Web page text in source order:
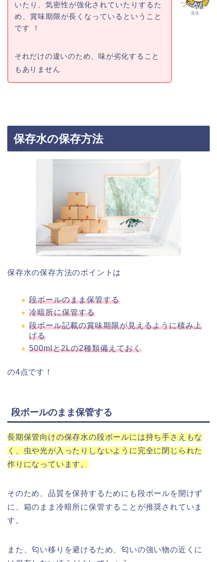
先生
いたり、気密性が強化されていたりするた
め、賞味期限が長くなっているということ
です ！
それだけの違いのため、味が劣化すること
もありません
保存水の保存方法
保存水の保存方法のポイントは
段ボールのまま保管する
冷暗所に保管する
段ボール記載の賞味期限が見えるように積み上
げる
500mlと2Lの2種類備えておく
の4点です！
段ボールのまま保管する
長期保管向けの保存水の段ボールには持ち手さえもな
く、虫や光が入ったりしないように完全に閉じられた
作りになっています。
そのため、品質を保持するためにも段ボールを開けず
に、箱のまま冷暗所に保管することが推奨されていま
す。
また、匂い移りを避けるため、匂いの強い物の近くに